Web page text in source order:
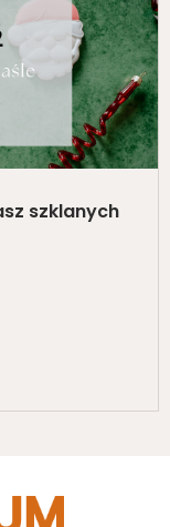
szklanych